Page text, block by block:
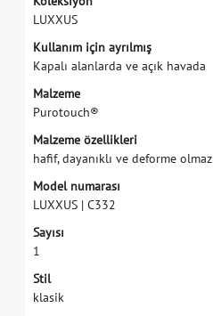
LUXXUS
Kullanım için ayrılmış
Kapalı alanlarda ve açık havada
Malzeme
Purotouch®
Malzeme özellikleri
haff, dayanıklı ve deforme olmaz
Model numarası
LUXXUS | C332
Sayısı
1
Stil
klasik